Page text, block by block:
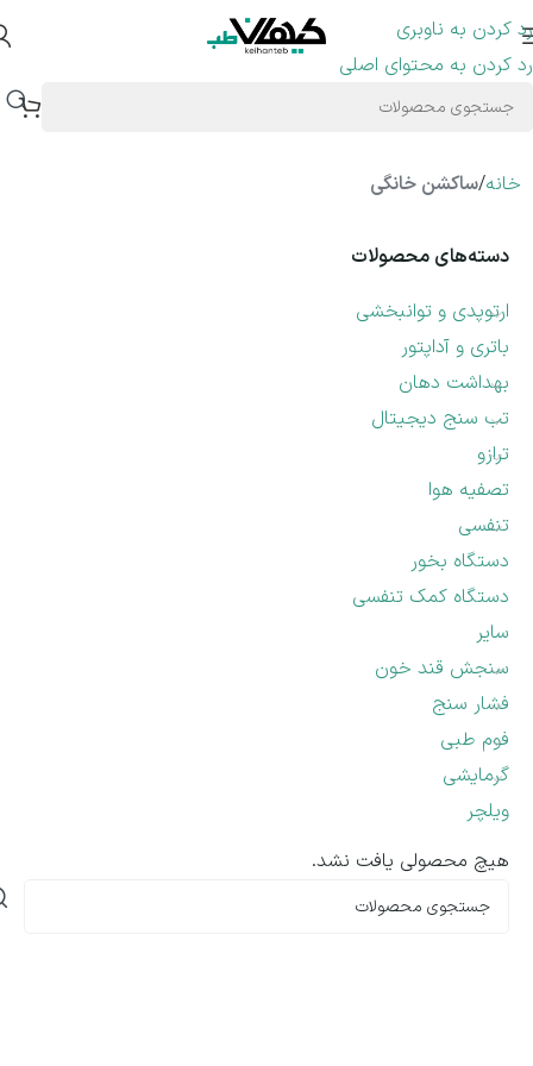
رد کردن به ناوبری
رد کردن به محتوای اصلی
خانه/ساکشن خانگی
دسته‌های محصولات
ارتوپدی و توانبخشی
باتری و آداپتور
بهداشت دهان
تب سنج دیجیتال
ترازو
تصفیه هوا
تنفسی
دستگاه بخور
دستگاه کمک تنفسی
سایر
سنجش قند خون
فشار سنج
فوم طبی
گرمایشی
ویلچر
هیچ محصولی یافت نشد.